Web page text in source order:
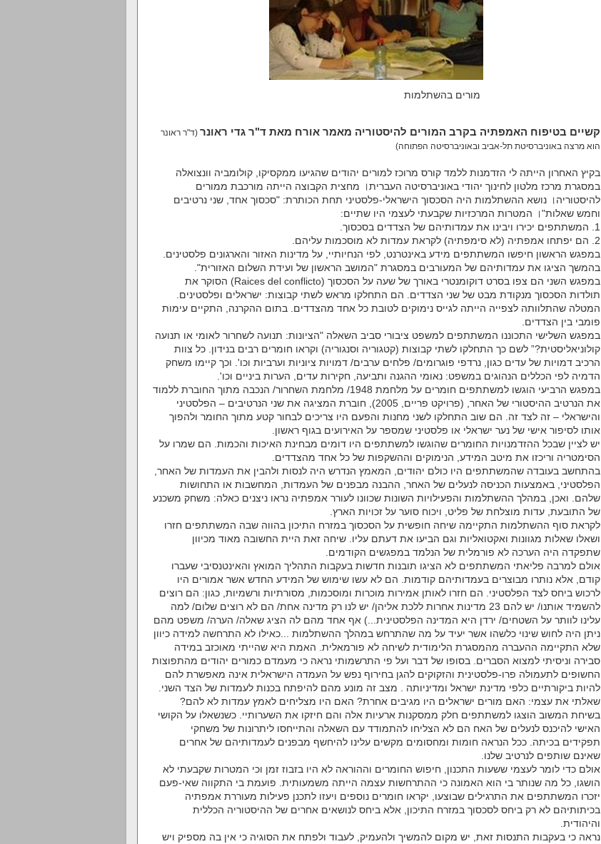
מורים בהשתלמות
קשיים בטיפוח האמפתיה בקרב המורים להיסטוריה מאמר אורח מאת ד"ר גדי ראונר (ד"ר ראונר
הוא מרצה באוניברסיטת תל-אביב ובאוניברסיטה הפתוחה)
בקיץ האחרון הייתה לי הזדמנות ללמד קורס מרוכז למורים יהודים שהגיעו ממקסיקו, קולומביה וונצואלה
במסגרת מרכז מלטון לחינוך יהודי באוניברסיטה העברית। מחצית הקבוצה הייתה מורכבת ממורים
להיסטוריה। נושא ההשתלמות היה הסכסוך הישראלי-פלסטיני תחת הכותרת: "סכסוך אחד, שני נרטיבים
וחמש שאלות"। המטרות המרכזיות שקבעתי לעצמי היו שתיים:
1. המשתתפים יכירו ויבינו את עמדותיהם של הצדדים בסכסוך.
2. הם יפתחו אמפתיה (לא סימפתיה) לקראת עמדות לא מוסכמות עליהם.
במפגש הראשון חיפשו המשתתפים מידע באינטרנט, לפי הנחיותיי, על מדינות האזור והארגונים פלסטינים.
בהמשך הציגו את עמדותיהם של המעורבים במסגרת "המושב הראשון של ועידת השלום האזורית".
במפגש השני הם צפו בסרט דוקומנטרי באורך של שעה על הסכסוך (Raices del conflicto) הסוקר את
תולדות הסכסוך מנקודת מבט של שני הצדדים. הם התחלקו מראש לשתי קבוצות: ישראלים ופלסטינים.
המטלה שהתלוותה לצפייה הייתה לגייס נימוקים לטובת כל אחד מהצדדים. בתום ההקרנה, התקיים עימות
פומבי בין הצדדים.
במפגש השלישי התכוננו המשתתפים למשפט ציבורי סביב השאלה "הציונות: תנועה לשחרור לאומי או תנועה
קולוניאליסטית?” לשם כך התחלקו לשתי קבוצות (קטגוריה וסנגוריה) וקראו חומרים רבים בנידון. כל צוות
הרכיב דמויות של עדים כגון, נרדפי פוגרומים/ פלחים ערבים/ דמויות ציוניות וערביות וכו'. וכך קיימו משחק
הדמיה לפי הכללים הנהוגים במשפט: נאומי ההגנה ותביעה, חקירות עדים, הערות ביניים וכו'.
במפגש הרביעי הוגשו למשתתפים חומרים על מלחמת 1948/ מלחמת השחרור/ הנכבה מתוך החוברת ללמוד
את הנרטיב ההיסטורי של האחר, (פרויקט פריים, 2005), חוברת המציגה את שני הנרטיבים – הפלסטיני
והישראלי – זה לצד זה. הם שוב התחלקו לשני מחנות והפעם היו צריכים לבחור קטע מתוך החומר ולהפוך
אותו לסיפור אישי של נער ישראלי או פלסטיני שמספר על האירועים בגוף ראשון.
יש לציין שבכל ההזדמנויות החומרים שהוגשו למשתתפים היו דומים מבחינת האיכות והכמות. הם שמרו על
הסימטריה וריכזו את מיטב המידע, הנימוקים וההשקפות של כל אחד מהצדדים.
בהתחשב בעובדה שהמשתתפים היו כולם יהודים, המאמץ הנדרש היה לנסות ולהבין את העמדות של האחר,
הפלסטיני, באמצעות הכניסה לנעלים של האחר, ההבנה מבפנים של העמדות, המחשבות או התחושות
שלהם. ואכן, במהלך ההשתלמות והפעילויות השונות שכוונו לעורר אמפתיה נראו ניצנים כאלה: משחק משכנע
של התובעת, עדות מוצלחת של פליט, ויכוח סוער על זכויות הארץ.
לקראת סוף ההשתלמות התקיימה שיחה חופשית על הסכסוך במזרח התיכון בהווה שבה המשתתפים חזרו
ושאלו שאלות מגוונות ואקטואליות וגם הביעו את דעתם עליו. שיחה זאת היית החשובה מאוד מכיוון
שתפקדה היה הערכה לא פורמלית של הנלמד במפגשים הקודמים.
אולם למרבה פליאתי המשתתפים לא הציגו תובנות חדשות בעקבות התהליך המואץ והאינטנסיבי שעברו
קודם, אלא נותרו מבוצרים בעמדותיהם קודמות. הם לא עשו שימוש של המידע החדש אשר אמורים היו
לרכוש ביחס לצד הפלסטיני. הם חזרו לאותן אמירות מוכרות ומוסכמות, מסורתיות ורשמיות, כגון: הם רוצים
להשמיד אותנו/ יש להם 23 מדינות אחרות ללכת אליהן/ יש לנו רק מדינה אחת/ הם לא רוצים שלום/ למה
עלינו לוותר על השטחים/ ירדן היא המדינה הפלסטינית...) אף אחד מהם לה הציג שאלה/ הערה/ משפט מהם
ניתן היה לחוש שינוי כלשהו אשר יעיד על מה שהתרחש במהלך ההשתלמות ...כאילו לא התרחשה למידה כיוון
שלא התקיימה ההעברה מהמסגרת הלימודית לשיחה לא פורמאלית. האמת היא שהייתי מאוכזב במידה
סבירה וניסיתי למצוא הסברים. בסופו של דבר ועל פי התרשמותי נראה כי מעמדם כמורים יהודים מהתפוצות
החשופים לתעמולה פרו-פלסטינית והזקוקים להגן בחירוף נפש על העמדה הישראלית אינה מאפשרת להם
להיות ביקורתיים כלפי מדינת ישראל ומדיניותה . מצב זה מונע מהם להיפתח בכנות לעמדות של הצד השני.
שאלתי את עצמי: האם מורים ישראלים היו מגיבים אחרת? האם היו מצליחים לאמץ עמדות לא להם?
בשיחת המשוב הוצגו למשתתפים חלק ממסקנות ארעיות אלה והם חיזקו את השערותיי. כשנשאלו על הקושי
האישי להיכנס לנעלים של האח הם לא הצליחו להתמודד עם השאלה והתייחסו ליתרונות של משחקי
תפקידים בכיתה. ככל הנראה חומות ומחסומים מקשים עלינו להיחשף מבפנים לעמדותיהם של אחרים
שאינם שותפים לנרטיב שלנו.
אולם כדי לומר לעצמי ששעות התכנון, חיפוש החומרים וההוראה לא היו בזבוז זמן וכי המטרות שקבעתי לא
הושגו, כל מה שנותר בי הוא האמונה כי ההתרחשות עצמה הייתה משמעותית. פועמת בי התקווה שאי-פעם
יזכרו המשתתפים את התרגילים שבוצעו, יקראו חומרים נוספים ויעזו לתכנן פעילות מעוררת אמפתיה
בכיתותיהם לא רק ביחס לסכסוך במזרח התיכון, אלא ביחס לנושאים אחרים של ההיסטוריה הכללית
והיהודית.
נראה כי בעקבות התנסות זאת, יש מקום להמשיך ולהעמיק, לעבוד ולפתח את הסוגיה כי אין בה מספיק ויש